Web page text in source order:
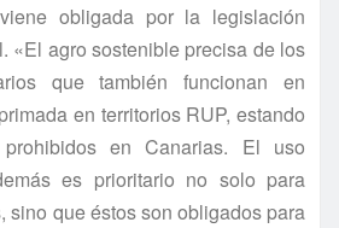
obligada por la legislación
«El agro sostenible precisa de los
que también funcionan en
en territorios RUP, estando
en Canarias. El uso
es prioritario no solo para
sino que éstos son obligados para